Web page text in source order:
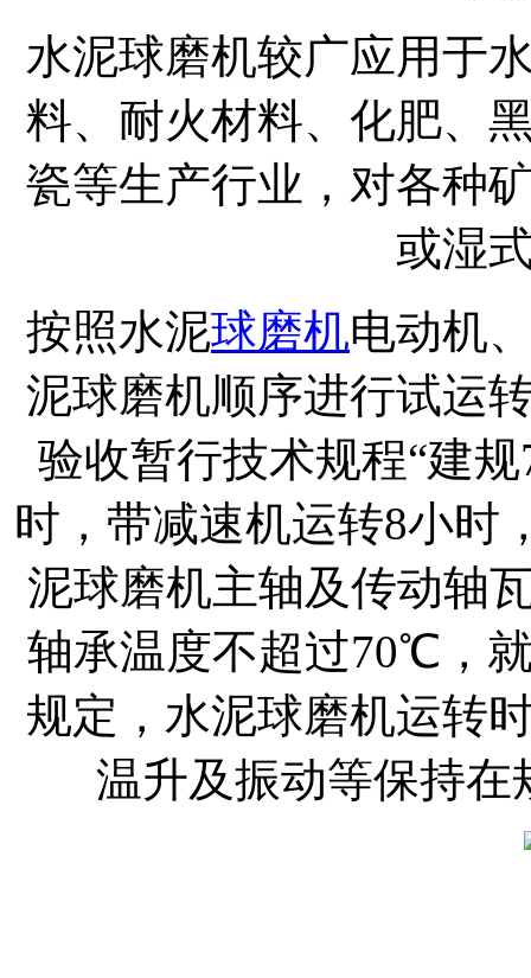
水泥球磨机较广应用于
料、耐火材料、化肥、
瓷等生产行业，对各种
或湿
按照水泥球磨机电动机
泥球磨机顺序进行试运
验收暂行技术规程“建
时，带减速机运转8小时
泥球磨机主轴及传动轴
轴承温度不超过70℃，
规定，水泥球磨机运转
温升及振动等保持